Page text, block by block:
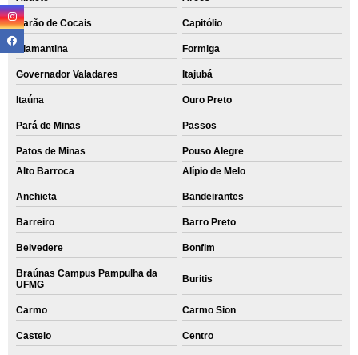
Barão de Cocais Capitólio
Diamantina Formiga
Governador Valadares Itajubá
Itaúna Ouro Preto
Pará de Minas Passos
Patos de Minas
Pouso Alegre
Alto Barroca
Alípio de Melo
Anchieta Bandeirantes
Barreiro Barro Preto
Belvedere Bonfim
Braúnas Campus Pampulha da
UFMG
Buritis
Carmo Carmo Sion
Castelo Centro